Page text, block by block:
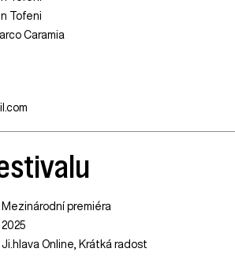
Tofeni
Caramia
Mezinárodní premiéra
2025
Ji.hlava Online, Krátká radost